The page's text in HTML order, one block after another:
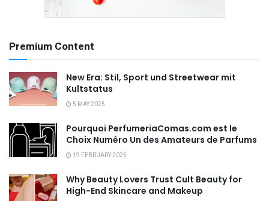
Premium Content
New Era: Stil, Sport und Streetwear mit
Kultstatus
5 MAY 2025
Pourquoi PerfumeriaComas.com est le
Choix Numéro Un des Amateurs de Parfums
19 FEBRUARY 2025
Why Beauty Lovers Trust Cult Beauty for
High-End Skincare and Makeup